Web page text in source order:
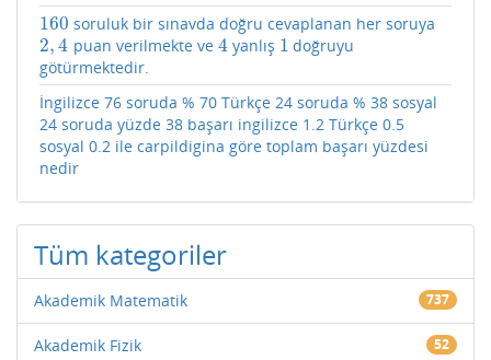
160
160 soruluk bir sınavda doğru cevaplanan her soruya
2,4
2,4 puan verilmekte ve 4
4yanlış 1
1 doğruyu
götürmektedir.
İngilizce 76 soruda % 70 Türkçe 24 soruda % 38 sosyal
24 soruda yüzde 38 başarı ingilizce 1.2 Türkçe 0.5
sosyal 0.2 ile carpildigina göre toplam başarı yüzdesi
nedir
Tüm kategoriler
Akademik Matematik 737
Akademik Fizik 52